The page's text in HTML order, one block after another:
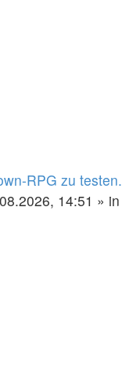
RPG zu testen.
14:51 » in